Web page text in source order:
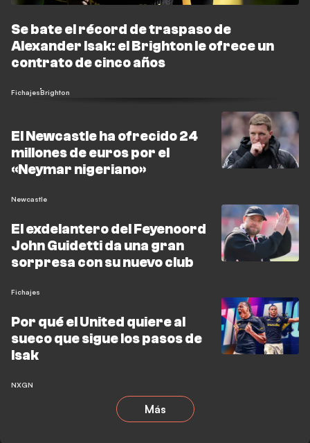
Se bate el récord de traspaso de
Alexander Isak: el Brighton le ofrece un
contrato de cinco años
FichajesBrighton
El Newcastle ha ofrecido 24
millones de euros por el
«Neymar nigeriano»
Newcastle
El exdelantero del Feyenoord
John Guidetti da una gran
sorpresa con su nuevo club
Fichajes
Por qué el United quiere al
sueco que sigue los pasos de
Isak
NXGN
Más